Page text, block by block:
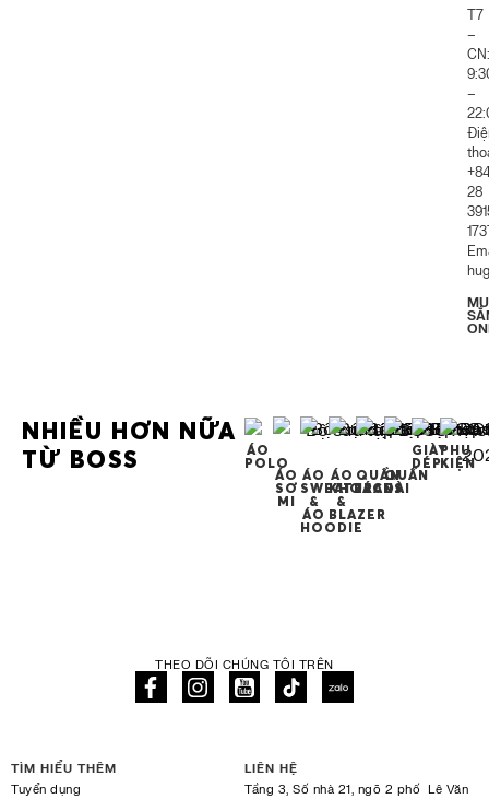
T7
–
CN:
–
28
NHIỀU HƠN NỮA
TỪ BOSS
ÁO
POLO
ÁO
SƠ
MI
ÁO
SWEATER
&
ÁO
HOODIE
ÁO
KHOÁC
&
BLAZER
QUẦN
JEANS
QUẦN
DÀI
GIÀY
DÉP
PHỤ
KIỆN
THEO DÕI CHÚNG TÔI TRÊN
TÌM HIỂU THÊM
Tuyển dụng
LIÊN HỆ
Tầng 3, Số nhà 21, ngõ 2 phố Lê Văn